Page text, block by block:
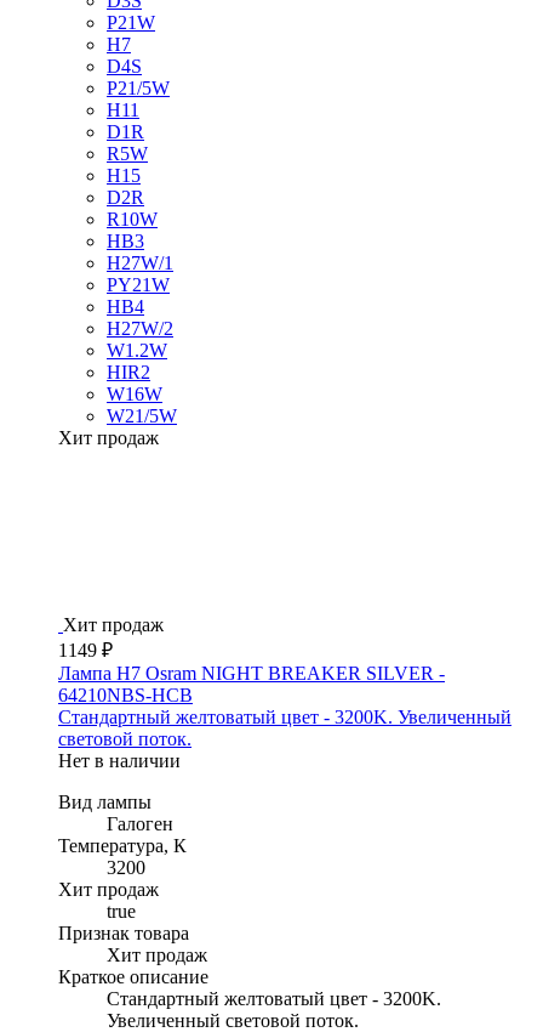
P21W
H7
D4S
P21/5W
H11
D1R
R5W
H15
D2R
R10W
HB3
H27W/1
PY21W
HB4
H27W/2
W1.2W
HIR2
W16W
W21/5W
Хит продаж
Хит продаж
1149 ₽
Лампа H7 Osram NIGHT BREAKER SILVER -
64210NBS-HCB
Стандартный желтоватый цвет - 3200K. Увеличенный
световой поток.
Нет в наличии
Вид лампы
Галоген
Температура, К
3200
Хит продаж
true
Признак товара
Хит продаж
Краткое описание
Стандартный желтоватый цвет - 3200K.
Увеличенный световой поток.